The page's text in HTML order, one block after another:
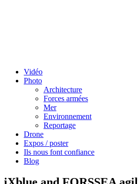
Vidéo
Photo
Architecture
Forces armées
Mer
Environnement
Reportage
Drone
Expos / poster
Ils nous font confiance
Blog